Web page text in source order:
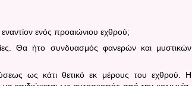
ενός προαιώνιου εχθρού;
Θα ήτο συνδυασμός φανερών και μυστικών
ως κάτι θετικό εκ μέρους του εχθρού. Η